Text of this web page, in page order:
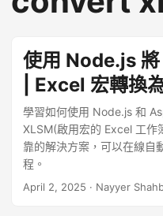
使用 Node.js
| Excel 宏轉換
學習如何使用 Node.js 和
XLSM(啟用宏的 Excel 工作
靠的解決方案，可以在線自
程。
April 2, 2025 · Nayyer